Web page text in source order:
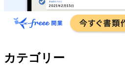
カテゴリー